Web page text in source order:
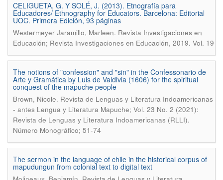
CELIGUETA, G. Y SOLÉ, J. (2013). Etnografía para
Educadores/ Ethnography for Educators. Barcelona: Editorial
UOC. Primera Edición, 93 páginas
Westermeyer Jaramillo, Marleen. Revista Investigaciones en
Educación; Revista Investigaciones en Educación, 2019. Vol. 19
The notions of "confession" and "sin" in the Confessonario de
Arte y Gramática by Luis de Valdivia (1606) for the spiritual
conquest of the mapuche people
Brown, Nicole. Revista de Lenguas y Literatura Indoamericanas
- antes Lengua y Literatura Mapuche; Vol. 23 No. 2 (2021):
Revista de Lenguas y Literatura Indoamericanas (RLLI).
Número Monográfico; 51-74
The sermon in the language of chile in the historical corpus of
mapudungun from colonial text to digital text